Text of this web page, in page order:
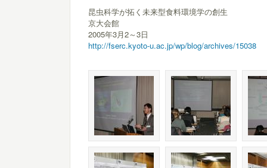
昆虫科学が拓く未来型食料環境学の創生
京大会館
2005年3月2～3日
http://fserc.kyoto-u.ac.jp/wp/blog/archives/15038